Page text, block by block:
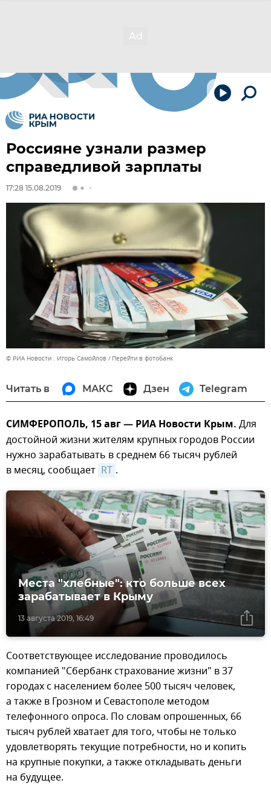
Россияне узнали размер
справедливой зарплаты
17:28 15.08.2019
© РИА Новости . Игорь Самойлов Перейти в фотобанк
Читать в МАКС Дзен Telegram
СИМФЕРОПОЛЬ, 15 авг — РИА Новости Крым. Для
достойной жизни жителям крупных городов России
нужно зарабатывать в среднем 66 тысяч рублей
в месяц, сообщает RT .
13 августа 2019, 16:49
Места "хлебные": кто больше всех
зарабатывает в Крыму
Соответствующее исследование проводилось
компанией "Сбербанк страхование жизни" в 37
городах с населением более 500 тысяч человек,
а также в Грозном и Севастополе методом
телефонного опроса. По словам опрошенных, 66
тысяч рублей хватает для того, чтобы не только
удовлетворять текущие потребности, но и копить
на крупные покупки, а также откладывать деньги
на будущее.